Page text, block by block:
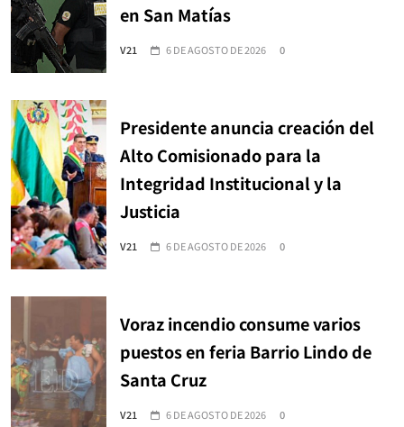
en San Matías
V21 6 DE AGOSTO DE 2026 0
Presidente anuncia creación del
Alto Comisionado para la
Integridad Institucional y la
Justicia
V21 6 DE AGOSTO DE 2026 0
Voraz incendio consume varios
puestos en feria Barrio Lindo de
Santa Cruz
V21 6 DE AGOSTO DE 2026 0